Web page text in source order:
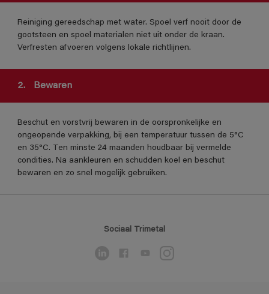
Reiniging gereedschap met water. Spoel verf nooit door de
gootsteen en spoel materialen niet uit onder de kraan.
Verfresten afvoeren volgens lokale richtlijnen.
2. Bewaren
Beschut en vorstvrij bewaren in de oorspronkelijke en
ongeopende verpakking, bij een temperatuur tussen de 5°C
en 35°C. Ten minste 24 maanden houdbaar bij vermelde
condities. Na aankleuren en schudden koel en beschut
bewaren en zo snel mogelijk gebruiken.
Sociaal Trimetal